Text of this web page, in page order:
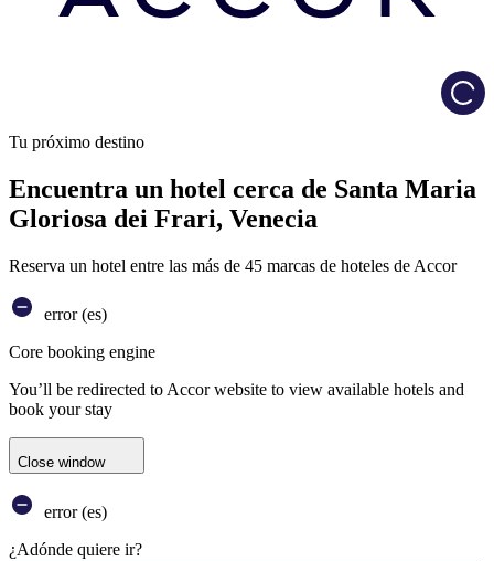
Tu próximo destino
Encuentra un hotel cerca de Santa Maria
Gloriosa dei Frari, Venecia
Reserva un hotel entre las más de 45 marcas de hoteles de Accor
error (es)
Core booking engine
You’ll be redirected to Accor website to view available hotels and
book your stay
Close window
error (es)
¿Adónde quiere ir?